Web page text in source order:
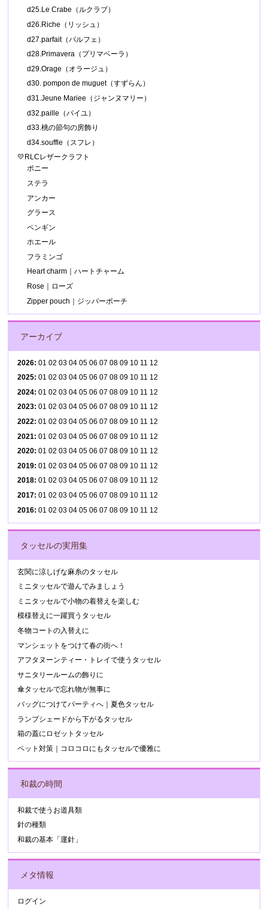
d25.Le Crabe（ルクラブ）
d26.Riche（リッシュ）
d27.parfait（パルフェ）
d28.Primavera（プリマベーラ）
d29.Orage（オラージュ）
d30. pompon de muguet（すずらん）
d31.Jeune Mariee（ジャンヌマリー）
d32.paille（パイユ）
d33.桃の節句の房飾り
d34.souffle（スフレ）
💛RLCレザークラフト
ポニー
ステラ
アンカー
グラース
ペンギン
ホエール
フラミンゴ
Heart charm｜ハートチャーム
Rose｜ローズ
Zipper pouch｜ジッパーポーチ
アーカイブ
2026:01 02 03 04 05 06 07 08 09 10 11 12
2025:01 02 03 04 05 06 07 08 09 10 11 12
2024:01 02 03 04 05 06 07 08 09 10 11 12
2023:01 02 03 04 05 06 07 08 09 10 11 12
2022:01 02 03 04 05 06 07 08 09 10 11 12
2021:01 02 03 04 05 06 07 08 09 10 11 12
2020:01 02 03 04 05 06 07 08 09 10 11 12
2019:01 02 03 04 05 06 07 08 09 10 11 12
2018:01 02 03 04 05 06 07 08 09 10 11 12
2017:01 02 03 04 05 06 07 08 09 10 11 12
2016:01 02 03 04 05 06 07 08 09 10 11 12
タッセルの実用集
玄関に涼しげな麻糸のタッセル
ミニタッセルで遊んでみましょう
ミニタッセルで小物の着替えを楽しむ
模様替えに一躍買うタッセル
冬物コートの入替えに
マンシェットをつけて春の街へ！
アフタヌーンティー・トレイで使うタッセル
サニタリールームの飾りに
傘タッセルで忘れ物が無事に
バッグにつけてパーティへ｜夏色タッセル
ランプシェードから下がるタッセル
箱の蓋にロゼットタッセル
ペット対策｜コロコロにもタッセルで優雅に
和裁の時間
和裁で使うお道具類
針の種類
和裁の基本「運針」
メタ情報
ログイン